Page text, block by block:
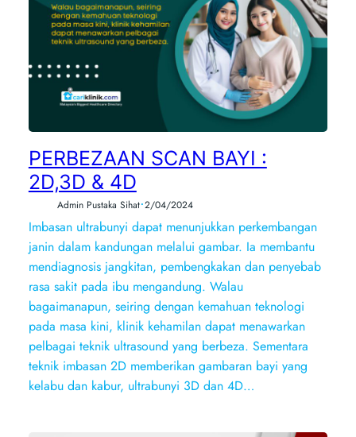
PERBEZAAN SCAN BAYI :
2D,3D & 4D
Admin Pustaka Sihat•2/04/2024
Imbasan ultrabunyi dapat menunjukkan perkembangan
janin dalam kandungan melalui gambar. Ia membantu
mendiagnosis jangkitan, pembengkakan dan penyebab
rasa sakit pada ibu mengandung. Walau
bagaimanapun, seiring dengan kemahuan teknologi
pada masa kini, klinik kehamilan dapat menawarkan
pelbagai teknik ultrasound yang berbeza. Sementara
teknik imbasan 2D memberikan gambaran bayi yang
kelabu dan kabur, ultrabunyi 3D dan 4D…